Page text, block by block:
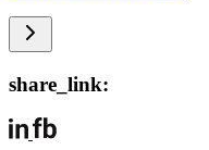
share_link: